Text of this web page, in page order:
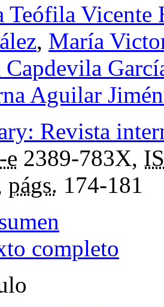
Teófila Vicente
, María
Capdevila
Aguilar
Revista
e 2389-783X,
págs. 174-181
completo